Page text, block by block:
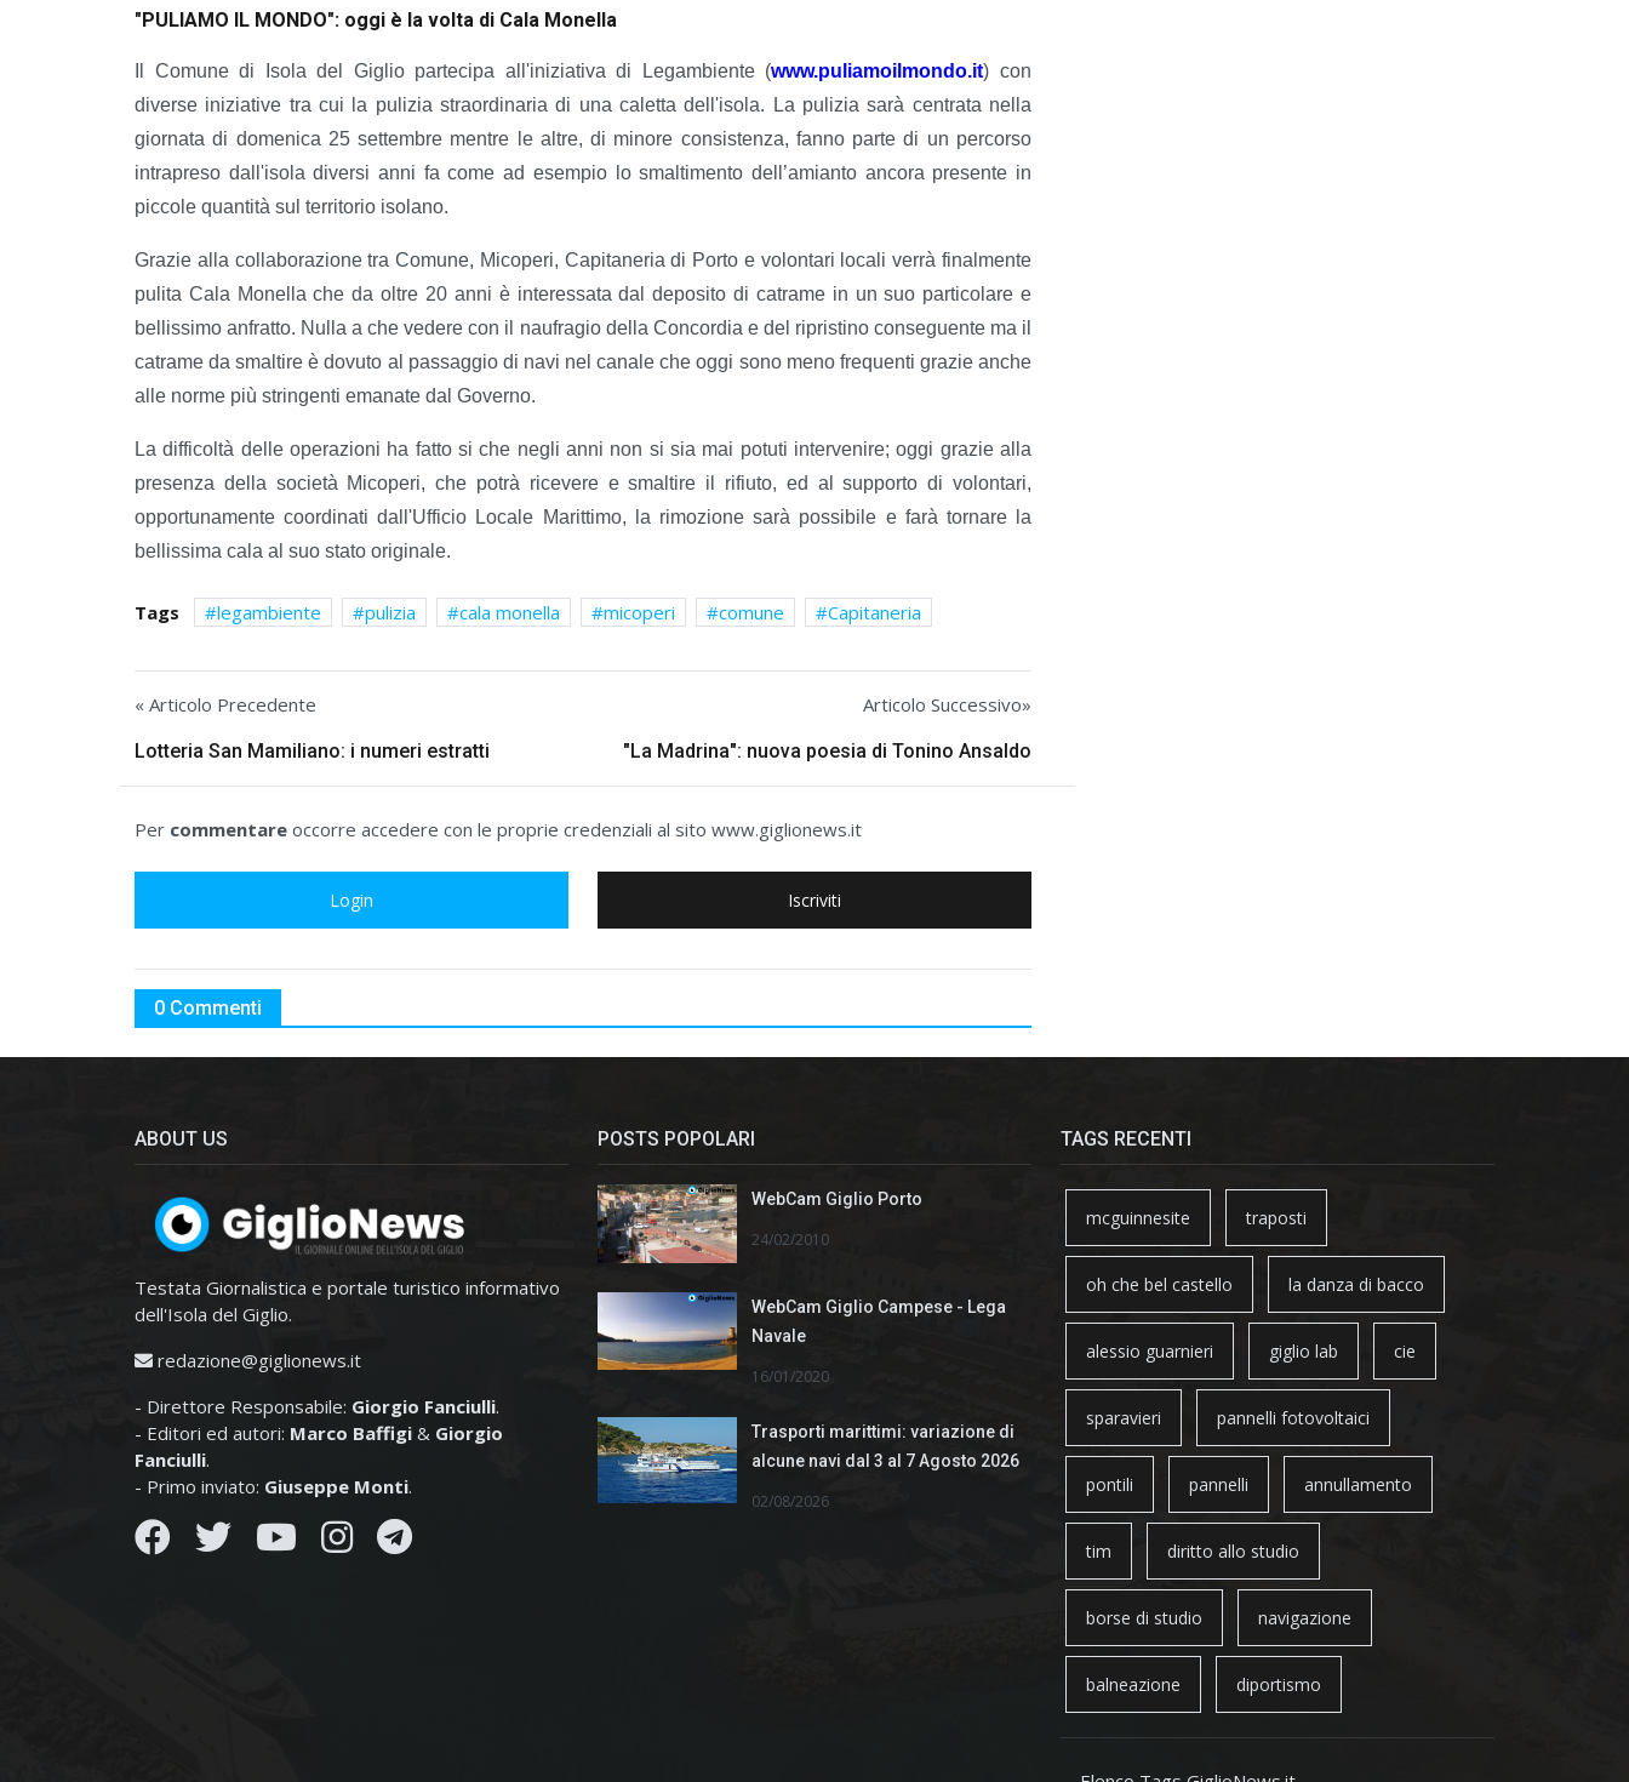
"PULIAMO IL MONDO": oggi è la volta di Cala Monella
Il Comune di Isola del Giglio partecipa all'iniziativa di Legambiente (www.puliamoilmondo.it) con
diverse iniziative tra cui la pulizia straordinaria di una caletta dell'isola. La pulizia sarà centrata nella
giornata di domenica 25 settembre mentre le altre, di minore consistenza, fanno parte di un percorso
intrapreso dall'isola diversi anni fa come ad esempio lo smaltimento dell’amianto ancora presente in
piccole quantità sul territorio isolano.
Grazie alla collaborazione tra Comune, Micoperi, Capitaneria di Porto e volontari locali verrà finalmente
pulita Cala Monella che da oltre 20 anni è interessata dal deposito di catrame in un suo particolare e
bellissimo anfratto. Nulla a che vedere con il naufragio della Concordia e del ripristino conseguente ma il
catrame da smaltire è dovuto al passaggio di navi nel canale che oggi sono meno frequenti grazie anche
alle norme più stringenti emanate dal Governo.
La difficoltà delle operazioni ha fatto si che negli anni non si sia mai potuti intervenire; oggi grazie alla
presenza della società Micoperi, che potrà ricevere e smaltire il rifiuto, ed al supporto di volontari,
opportunamente coordinati dall'Ufficio Locale Marittimo, la rimozione sarà possibile e farà tornare la
bellissima cala al suo stato originale.
Tags legambiente pulizia cala monella micoperi comune Capitaneria
« Articolo Precedente
Lotteria San Mamiliano: i numeri estratti
Articolo Successivo»
"La Madrina": nuova poesia di Tonino Ansaldo
Per commentare occorre accedere con le proprie credenziali al sito www.giglionews.it
Login Iscriviti
0 Commenti
ABOUT US
Testata Giornalistica e portale turistico informativo
dell'Isola del Giglio.
redazione@giglionews.it
- Direttore Responsabile: Giorgio Fanciulli.
- Editori ed autori: Marco Baffigi & Giorgio
Fanciulli.
- Primo inviato: Giuseppe Monti.
POSTS POPOLARI
WebCam Giglio Porto
24/02/2010
WebCam Giglio Campese - Lega
Navale
16/01/2020
Trasporti marittimi: variazione di
alcune navi dal 3 al 7 Agosto 2026
02/08/2026
TAGS RECENTI
mcguinnesite traposti
oh che bel castello la danza di bacco
alessio guarnieri giglio lab cie
sparavieri pannelli fotovoltaici
pontili pannelli annullamento
tim diritto allo studio
borse di studio navigazione
balneazione diportismo